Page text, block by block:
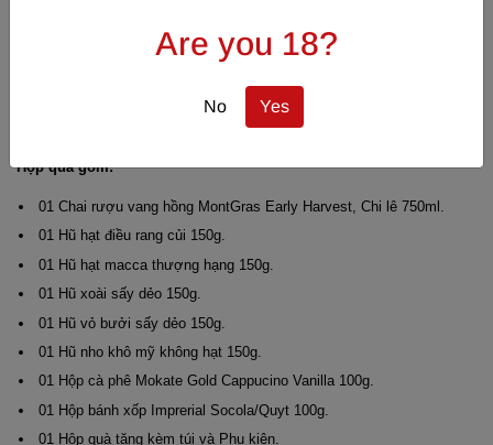
Are you 18?
No Yes
"Xuân Về Phố Thị" Từ gánh hàng hoa rực rỡ đến phố phường
sáng đèn, “Tết Xưa Nay” kể câu chuyện về một mùa xuân tràn đầy
Hộp quà gồm:
01 Chai rượu vang hồng MontGras Early Harvest, Chi lê 750ml.
01 Hũ hạt điều rang củi 150g.
01 Hũ hạt macca thượng hạng 150g.
01 Hũ xoài sấy dẻo 150g.
01 Hũ vỏ bưởi sấy dẻo 150g.
01 Hũ nho khô mỹ không hạt 150g.
01 Hộp cà phê Mokate Gold Cappucino Vanilla 100g.
01 Hộp bánh xốp Imprerial Socola/Quyt 100g.
01 Hộp quà tặng kèm túi và Phụ kiện.